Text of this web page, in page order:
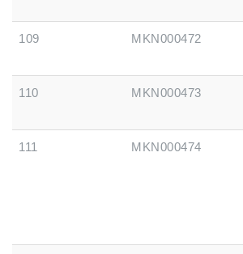
109 MKN000472
110 MKN000473
111 MKN000474